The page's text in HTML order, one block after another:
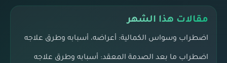
مقالات هذا الشهر
اضطراب وسواس الكمالية: أعراضه، أسبابه وطرق علاجه
اضطراب ما بعد الصدمة المعقد: أسبابه وطرق علاجه